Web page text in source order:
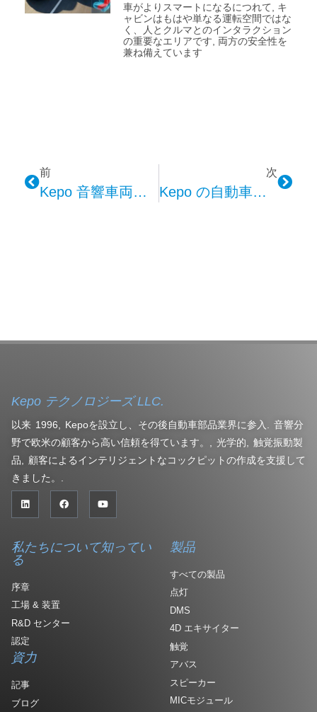
車がよりスマートになるにつれて, キ
ャビンはもはや単なる運転空間ではな
く、人とクルマとのインタラクション
の重要なエリアです, 両方の安全性を
兼ね備えています
前
Kepo 音響車両警報システムが道路上の安全性を強化
次
Kepo の自動車内装用途向けの照明を探索する
Kepo テクノロジーズ LLC.
以来 1996, Kepoを設立し、その後自動車部品業界に参入. 音響分
野で欧米の顧客から高い信頼を得ています。, 光学的, 触覚振動製
品, 顧客によるインテリジェントなコックピットの作成を支援して
きました。.
私たちについて知ってい
る
序章
工場 & 装置
R&D センター
認定
製品
すべての製品
点灯
DMS
4D エキサイター
触覚
アバス
スピーカー
MICモジュール
資力
記事
ブログ